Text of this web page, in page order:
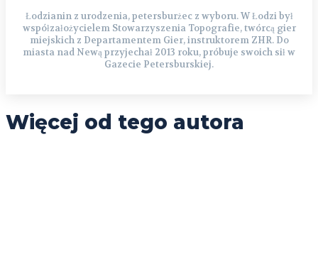
Łodzianin z urodzenia, petersburżec z wyboru. W Łodzi był
współzałożycielem Stowarzyszenia Topografie, twórcą gier
miejskich z Departamentem Gier, instruktorem ZHR. Do
miasta nad Newą przyjechał 2013 roku, próbuje swoich sił w
Gazecie Petersburskiej.
Więcej od tego autora